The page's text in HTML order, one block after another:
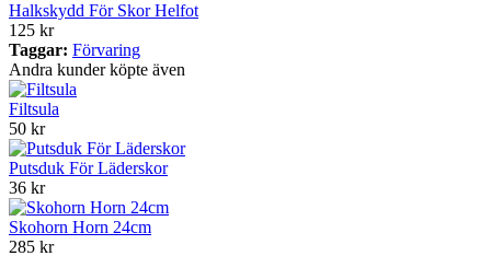
Halkskydd För Skor Helfot
125 kr
Taggar: Förvaring
Andra kunder köpte även
Filtsula
50 kr
Putsduk För Läderskor
36 kr
Skohorn Horn 24cm
285 kr